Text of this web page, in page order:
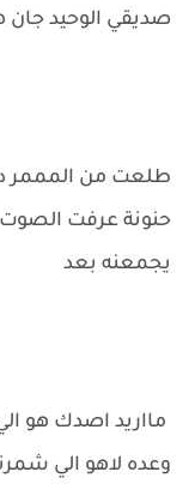
صديقي الوحيد جان
طلعت من المممر
حنونة عرفت
يجمعنه بعد
مااريد اصدك هو
وعده لاهو الي